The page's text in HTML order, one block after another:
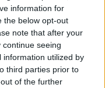
information for
the below opt-out
note that after your
seeing
information utilized by
third parties prior to
of the further
Ha már
akkor 2023-
mert szeretteik